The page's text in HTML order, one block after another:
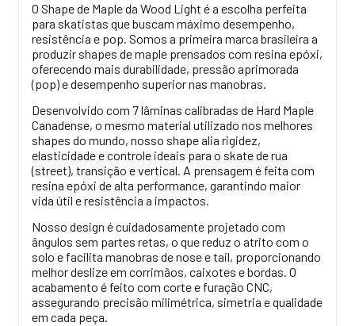
O Shape de Maple da Wood Light é a escolha perfeita
para skatistas que buscam máximo desempenho,
resistência e pop. Somos a primeira marca brasileira a
produzir shapes de maple prensados com resina epóxi,
oferecendo mais durabilidade, pressão aprimorada
(pop) e desempenho superior nas manobras.
Desenvolvido com 7 lâminas calibradas de Hard Maple
Canadense, o mesmo material utilizado nos melhores
shapes do mundo, nosso shape alia rigidez,
elasticidade e controle ideais para o skate de rua
(street), transição e vertical. A prensagem é feita com
resina epóxi de alta performance, garantindo maior
vida útil e resistência a impactos.
Nosso design é cuidadosamente projetado com
ângulos sem partes retas, o que reduz o atrito com o
solo e facilita manobras de nose e tail, proporcionando
melhor deslize em corrimãos, caixotes e bordas. O
acabamento é feito com corte e furação CNC,
assegurando precisão milimétrica, simetria e qualidade
em cada peça.